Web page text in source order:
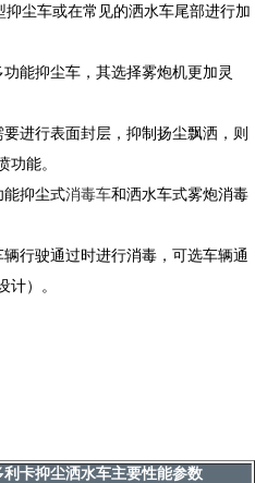
尘车或在常见的洒水车尾部进行加
能抑尘车，其选择雾炮机更加灵
进行表面封层，抑制扬尘飘洒，则
功能。
能抑尘式消毒车和洒水车式雾炮消毒
行驶通过时进行消毒，可选车辆通
计）。
利卡抑尘洒水车主要性能参数